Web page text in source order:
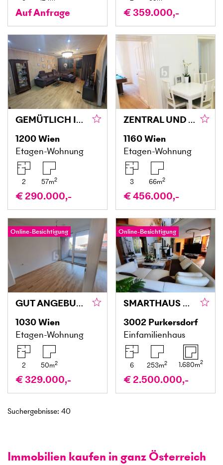
Auf Anfrage € 359.000,-
GEMÜTLICH IN ZENTRALER LAGE
1200Wien
Etagen-Wohnung
2 57m2
€ 290.000,-
ZENTRAL UND TROTZDEM SEHR RUHIG
1160Wien
Etagen-Wohnung
3 66m2
€ 456.000,-
Online-Besichtigung
GUT ANGEBUNDEN MIT VIELEN BENEFITS!
1030Wien
Etagen-Wohnung
2 50m2
€ 329.000,-
Online-Besichtigung
SMARTHAUS MIT VIEL PLATZ, HOHER KOMFORT UND TOP QUALITÄT!
3002 Purkersdorf
Einfamilienhaus
6 253m2 1.680m2
€ 2.500.000,-
Suchergebnisse: 40
Immobilien kaufen in ganz Österreich